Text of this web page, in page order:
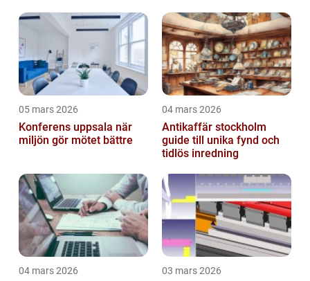
05 mars 2026
Konferens uppsala när
miljön gör mötet bättre
04 mars 2026
Antikaffär stockholm
guide till unika fynd och
tidlös inredning
04 mars 2026 03 mars 2026